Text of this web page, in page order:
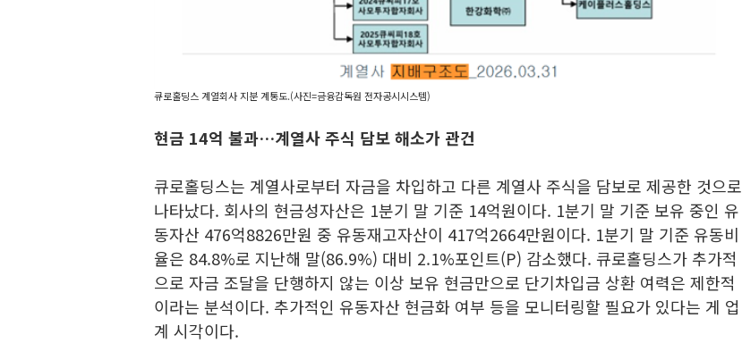
큐로홀딩스 계열회사 지분 계통도.(사진=금융감독원 전자공시시스템)
현금 14억 불과…계열사 주식 담보 해소가 관건
큐로홀딩스는 계열사로부터 자금을 차입하고 다른 계열사 주식을 담보로 제공한 것으로
나타났다. 회사의 현금성자산은 1분기 말 기준 14억원이다. 1분기 말 기준 보유 중인 유
동자산 476억8826만원 중 유동재고자산이 417억2664만원이다. 1분기 말 기준 유동비
율은 84.8%로 지난해 말(86.9%) 대비 2.1%포인트(P) 감소했다. 큐로홀딩스가 추가적
으로 자금 조달을 단행하지 않는 이상 보유 현금만으로 단기차입금 상환 여력은 제한적
이라는 분석이다. 추가적인 유동자산 현금화 여부 등을 모니터링할 필요가 있다는 게 업
계 시각이다.